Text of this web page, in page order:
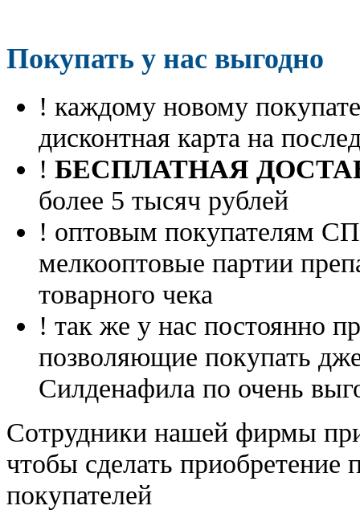
Покупать у нас выгодно
! каждому новому
дисконтная карта на
! БЕСПЛАТНАЯ
более 5 тысяч рублей
! оптовым покупателям
мелкооптовые партии
товарного чека
! так же у нас постоянно
позволяющие покупать
Силденафила по очень
Cотрудники нашей фирмы
чтобы сделать приобретение
покупателей